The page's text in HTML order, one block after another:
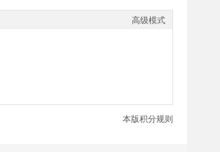
高级模式
本版积分规则